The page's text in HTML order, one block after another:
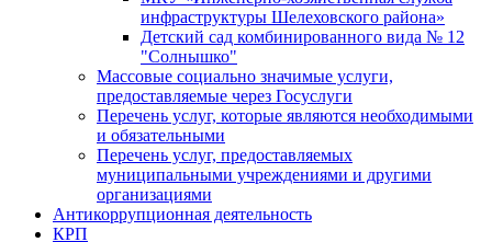
инфраструктуры Шелеховского района»
Детский сад комбинированного вида № 12
"Солнышко"
Массовые социально значимые услуги,
предоставляемые через Госуслуги
Перечень услуг, которые являются необходимыми
и обязательными
Перечень услуг, предоставляемых
муниципальными учреждениями и другими
организациями
Антикоррупционная деятельность
КРП